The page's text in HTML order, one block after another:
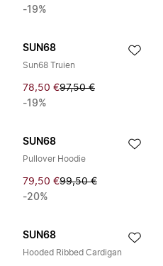
-19%
SUN68
Sun68 Truien
78,50 €97,50 €
-19%
SUN68
Pullover Hoodie
79,50 €99,50 €
-20%
SUN68
Hooded Ribbed Cardigan